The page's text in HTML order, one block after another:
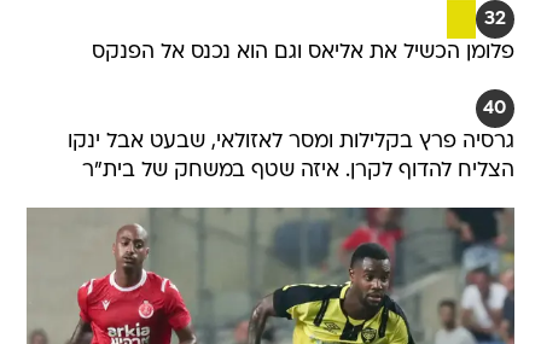
32
פלומן הכשיל את אליאס וגם הוא נכנס אל הפנקס
40
גרסיה פרץ בקלילות ומסר לאזולאי, שבעט אבל ינקו
הצליח להדוף לקרן. איזה שטף במשחק של בית"ר